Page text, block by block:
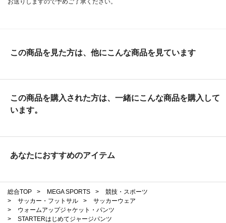
この商品を見た方は、他にこんな商品を見ています
この商品を購入された方は、一緒にこんな商品を購入して
います。
あなたにおすすめのアイテム
総合TOP > MEGA SPORTS >
競技・スポーツ
>
サッカー・フットサル >
サッカーウェア
>
ウォームアップジャケット・パンツ
>
STARTERはじめてジャージパンツ